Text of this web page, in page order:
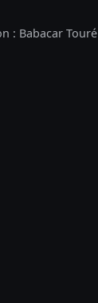
: Babacar Touré